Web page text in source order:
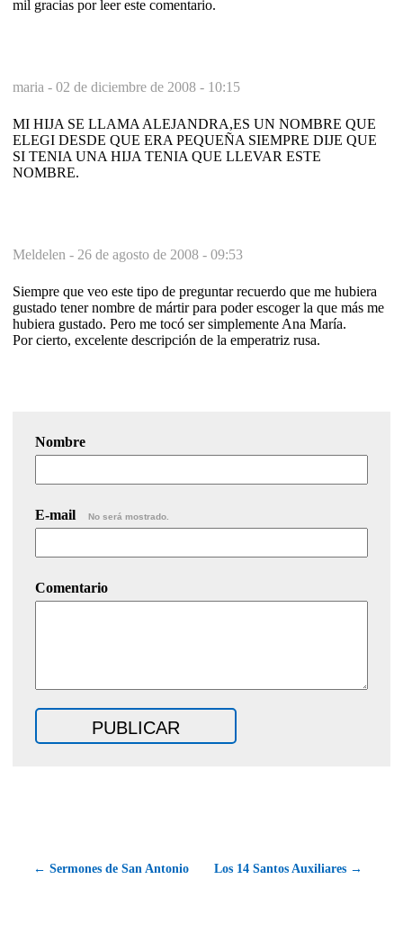
mil gracias por leer este comentario.
maria - 02 de diciembre de 2008 - 10:15
MI HIJA SE LLAMA ALEJANDRA,ES UN NOMBRE QUE
ELEGI DESDE QUE ERA PEQUEÑA SIEMPRE DIJE QUE
SI TENIA UNA HIJA TENIA QUE LLEVAR ESTE
NOMBRE.
Meldelen - 26 de agosto de 2008 - 09:53
Siempre que veo este tipo de preguntar recuerdo que me hubiera
gustado tener nombre de mártir para poder escoger la que más me
hubiera gustado. Pero me tocó ser simplemente Ana María.
Por cierto, excelente descripción de la emperatriz rusa.
Nombre
E-mail No será mostrado.
Comentario
← Sermones de San Antonio Los 14 Santos Auxiliares →